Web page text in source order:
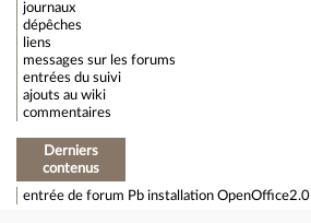
journaux
dépêches
liens
messages sur les forums
entrées du suivi
ajouts au wiki
commentaires
Derniers
contenus
entrée de forum Pb installation OpenOffice2.0